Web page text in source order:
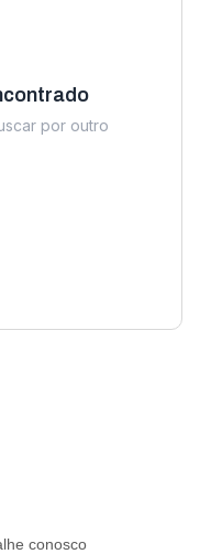
por outro
conosco